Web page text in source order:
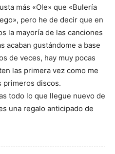
más «Ole» que «Bulería
pero he de decir que en
la mayoría de las canciones
acaban gustándome a base
de veces, hay muy pocas
las primera vez como me
primeros discos.
todo lo que llegue nuevo de
una regalo anticipado de